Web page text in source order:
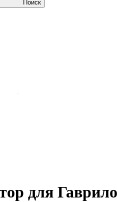
Поиск
для